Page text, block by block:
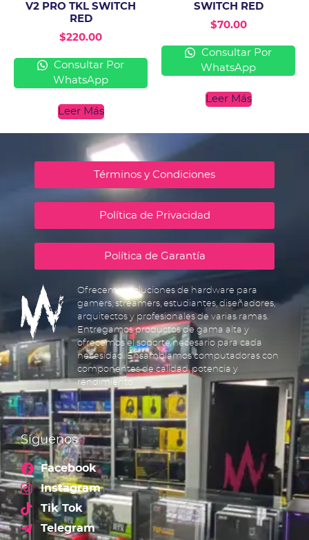
V2 PRO TKL SWITCH
RED
$220.00
Consultar Por
WhatsApp
Leer Más
SWITCH RED
$70.00
Consultar Por
WhatsApp
Leer Más
Términos y Condiciones
Política de Privacidad
Política de Garantía
Ofrecemos soluciones de hardware para
gamers, streamers, estudiantes, diseñadores,
arquitectos y profesionales de varias ramas.
Entregamos productos de gama alta y
ofrecemos el soporte necesario para cada
necesidad. Ensamblamos computadoras con
componentes de calidad, potencia y
rendimiento.
Síguenos
Facebook
Instagram
Tik Tok
Telegram